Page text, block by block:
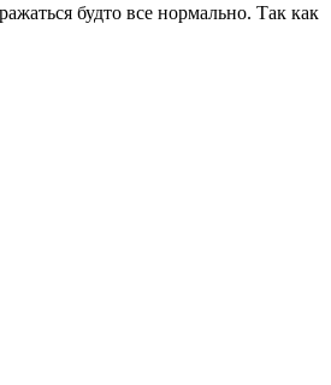
будто все нормально. Так как